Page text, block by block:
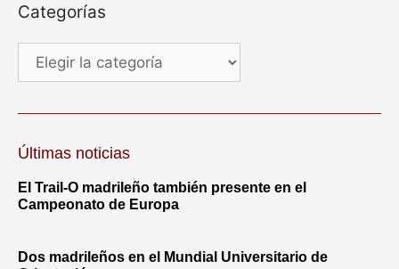
Categorías
Últimas noticias
El Trail-O madrileño también presente en el
Campeonato de Europa
Dos madrileños en el Mundial Universitario de